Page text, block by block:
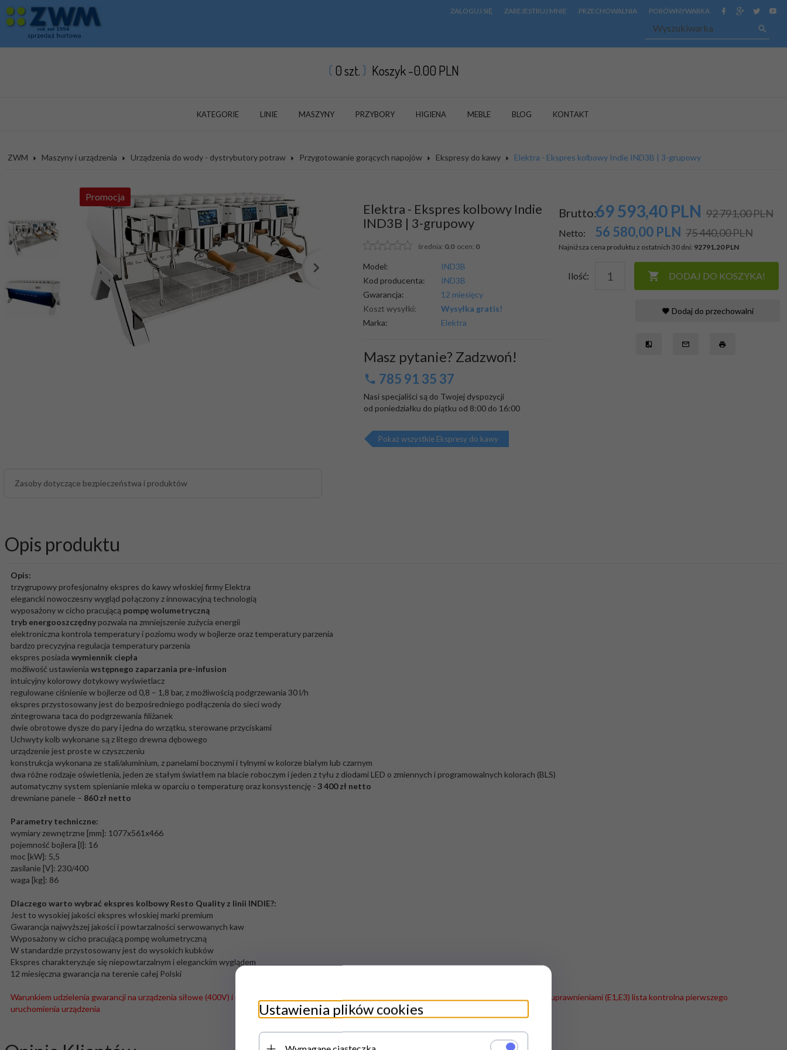
ZALOGUJ SIĘ ZAREJESTRUJ MNIE PRZECHOWALNIA PORÓWNYWARKA
0szt. Koszyk -0.00 PLN
KATEGORIE LINIE MASZYNY PRZYBORY HIGIENA MEBLE BLOG KONTAKT
ZWM Maszyny i urządzenia Urządzenia do wody - dystrybutory potraw Przygotowanie gorących napojów Ekspresy do kawy Elektra - Ekspres kolbowy Indie IND3B | 3-grupowy
Promocja
Zasoby dotyczące bezpieczeństwa i produktów
Elektra - Ekspres kolbowy Indie
IND3B | 3-grupowy
średnia: 0.0ocen: 0
Model:
IND3B
Kod producenta:
IND3B
Gwarancja:
12 miesięcy
Koszt wysyłki:
Wysyłka gratis!
Marka:
Elektra
Masz pytanie? Zadzwoń!
785 91 35 37
Nasi specjaliści są do Twojej dyspozycji
od poniedziałku do piątku od 8:00 do 16:00
Pokaż wszystkie Ekspresy do kawy
Brutto:69 593,40 PLN 92 791,00 PLN
Netto: 56 580,00 PLN 75 440,00 PLN
Najniższa cena produktu z ostatnich 30 dni: 92791.20 PLN
Ilość: DODAJ DO KOSZYKA!
Dodaj do przechowalni
Opis produktu
Opis:
trzygrupowy profesjonalny ekspres do kawy włoskiej firmy Elektra
elegancki nowoczesny wygląd połączony z innowacyjną technologią
wyposażony w cicho pracującą pompę wolumetryczną
tryb energooszczędny pozwala na zmniejszenie zużycia energii
elektroniczna kontrola temperatury i poziomu wody w bojlerze oraz temperatury parzenia
bardzo precyzyjna regulacja temperatury parzenia
ekspres posiada wymiennik ciepła
możliwość ustawienia wstępnego zaparzania pre-infusion
intuicyjny kolorowy dotykowy wyświetlacz
regulowane ciśnienie w bojlerze od 0,8 – 1,8 bar, z możliwością podgrzewania 30 l/h
ekspres przystosowany jest do bezpośredniego podłączenia do sieci wody
zintegrowana taca do podgrzewania filiżanek
dwie obrotowe dysze do pary i jedna do wrzątku, sterowane przyciskami
Uchwyty kolb wykonane są z litego drewna dębowego
urządzenie jest proste w czyszczeniu
konstrukcja wykonana ze stali/aluminium, z panelami bocznymi i tylnymi w kolorze białym lub czarnym
dwa różne rodzaje oświetlenia, jeden ze stałym światłem na blacie roboczym i jeden z tyłu z diodami LED o zmiennych i programowalnych kolorach (BLS)
automatyczny system spienianie mleka w oparciu o temperaturę oraz konsystencję - 3 400 zł netto
drewniane panele – 860 zł netto
Parametry techniczne:
wymiary zewnętrzne [mm]: 1077x561x466
pojemność bojlera [l]: 16
moc [kW]: 5,5
zasilanie [V]: 230/400
waga [kg]: 86
Dlaczego warto wybrać ekspres kolbowy Resto Quality z linii INDIE?:
Jest to wysokiej jakości ekspres włoskiej marki premium
Gwarancja najwyższej jakości i powtarzalności serwowanych kaw
Wyposażony w cicho pracującą pompę wolumetryczną
W standardzie przystosowany jest do wysokich kubków
Ekspres charakteryzuje się niepowtarzalnym i eleganckim wyglądem
12 miesięczna gwarancja na terenie całej Polski
Warunkiem udzielenia gwarancji na urządzenia siłowe (400V) i urządzenia gazowe z oferty Resto Quality jest wypełniona i podpisana przez technika z uprawnieniami (E1,E3) lista kontrolna pierwszego
uruchomienia urządzenia
Ustawienia plików cookies